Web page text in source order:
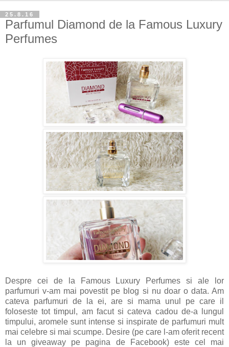
25.8.16
Parfumul Diamond de la Famous Luxury
Perfumes
Despre cei de la Famous Luxury Perfumes si ale lor
parfumuri v-am mai povestit pe blog si nu doar o data. Am
cateva parfumuri de la ei, are si mama unul pe care il
foloseste tot timpul, am facut si cateva cadou de-a lungul
timpului, aromele sunt intense si inspirate de parfumuri mult
mai celebre si mai scumpe. Desire (pe care l-am oferit recent
la un giveaway pe pagina de Facebook) este cel mai